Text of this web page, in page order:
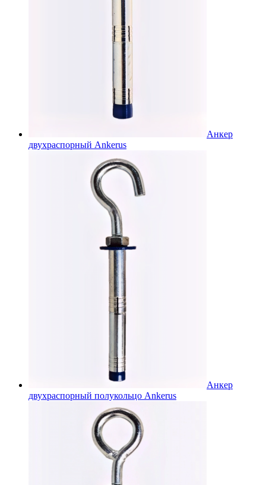
Анкер
двухраспорный Ankerus
Анкер
двухраспорный полукольцо Ankerus